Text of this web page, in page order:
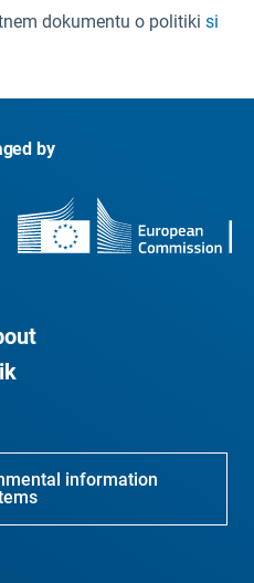
dokumentu o politiki si
by
information